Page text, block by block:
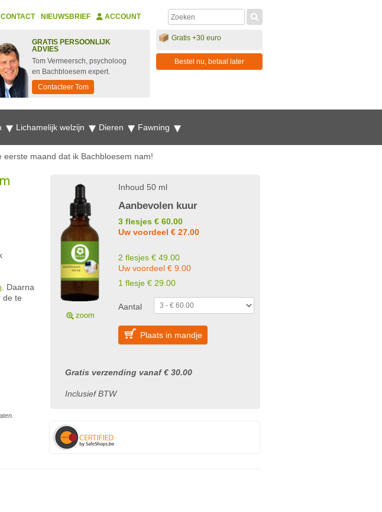
CONTACT NIEUWSBRIEF ACCOUNT
GRATIS PERSOONLIJK
ADVIES
Tom Vermeersch, psycholoog
en Bachbloesem expert.
Contacteer Tom
Gratis +30 euro
Bestel nu, betaal later
Lichamelijk welzijn Dieren Fawning
eerste maand dat ik Bachbloesem nam!
. Daarna
de te
Inhoud 50 ml
Aanbevolen kuur
3 flesjes € 60.00
Uw voordeel € 27.00
2 flesjes € 49.00
Uw voordeel € 9.00
1 flesje € 29.00
Aantal
Plaats in mandje
Gratis verzending vanaf € 30.00
Inclusief BTW